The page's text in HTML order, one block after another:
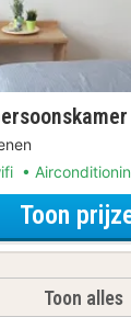
Toon
Toon alles